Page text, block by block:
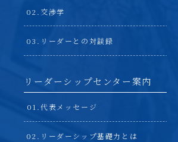
交渉学
リーダーとの対談録
リーダーシップセンター案内
代表メッセージ
リーダーシップ基礎力とは